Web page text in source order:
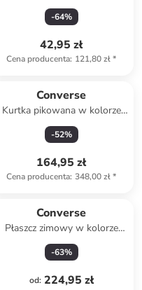
-64%
42,95 zł
Cena producenta: 121,80 zł*
Converse
Kurtka pikowana w kolorze
zielonym
-52%
164,95 zł
Cena producenta: 348,00 zł*
Converse
Płaszcz zimowy w kolorze
beżowym
-63%
od: 224,95 zł